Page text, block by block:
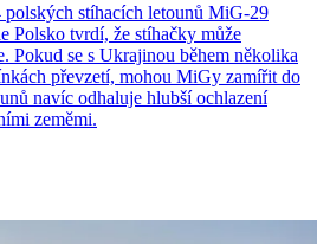
polských stíhacích letounů MiG-29
Polsko tvrdí, že stíhačky může
Pokud se s Ukrajinou během několika
převzetí, mohou MiGy zamířit do
navíc odhaluje hlubší ochlazení
zeměmi.